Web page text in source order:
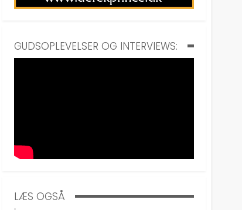
GUDSOPLEVELSER OG INTERVIEWS:
LÆS OGSÅ